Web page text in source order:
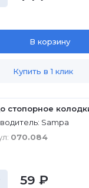
В корзину
Купить в 1 клик
стопорное
Sampa
070.084
59 ₽